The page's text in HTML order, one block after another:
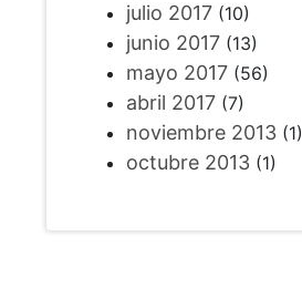
julio 2017(10)
junio 2017(13)
mayo 2017(56)
abril 2017(7)
noviembre 2013(1)
octubre 2013(1)